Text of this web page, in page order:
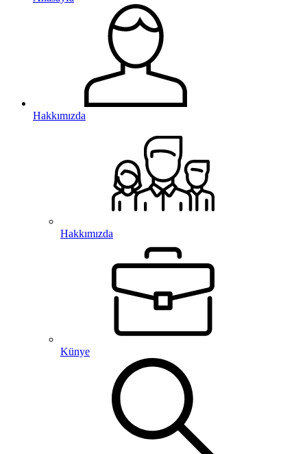
Hakkımızda
Hakkımızda
Künye